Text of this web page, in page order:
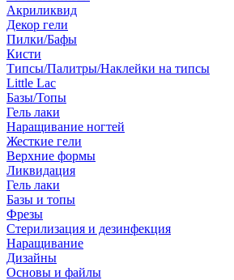
Акриликвид
Декор гели
Пилки/Бафы
Кисти
Типсы/Палитры/Наклейки на типсы
Little Lac
Базы/Топы
Гель лаки
Наращивание ногтей
Жесткие гели
Верхние формы
Ликвидация
Гель лаки
Базы и топы
Фрезы
Стерилизация и дезинфекция
Наращивание
Дизайны
Основы и файлы